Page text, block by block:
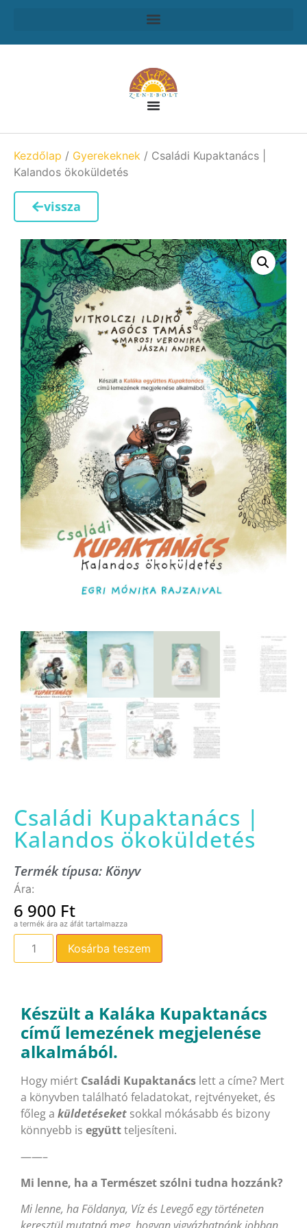
Kezdőlap / Gyerekeknek / Családi Kupaktanács |
Kalandos ökoküldetés
vissza
Családi Kupaktanács |
Kalandos ökoküldetés
Termék típusa:Könyv
6 900 Ft
Kosárba teszem
Készült a Kaláka Kupaktanács
című lemezének megjelenése
alkalmából.
Hogy miért Családi Kupaktanács lett a címe? Mert
a könyvben található feladatokat, rejtvényeket, és
főleg a küldetéseket sokkal mókásabb és bizony
könnyebb is együttteljesíteni.
——–
Mi lenne, ha a Természet szólni tudna hozzánk?
Mi lenne, ha Földanya, Víz és Levegő egy történeten